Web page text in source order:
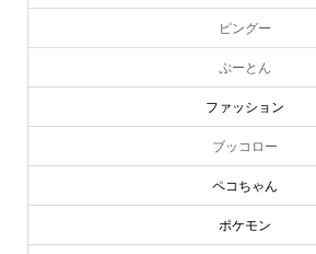
ピングー
ぷーとん
ファッション
ブッコロー
ペコちゃん
ポケモン